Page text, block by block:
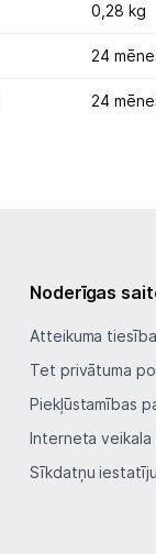
0,28 kg
24
24
Noderīgas
Atteikuma
Tet privātuma
Piekļūstamības
Interneta veikala
Sīkdatņu